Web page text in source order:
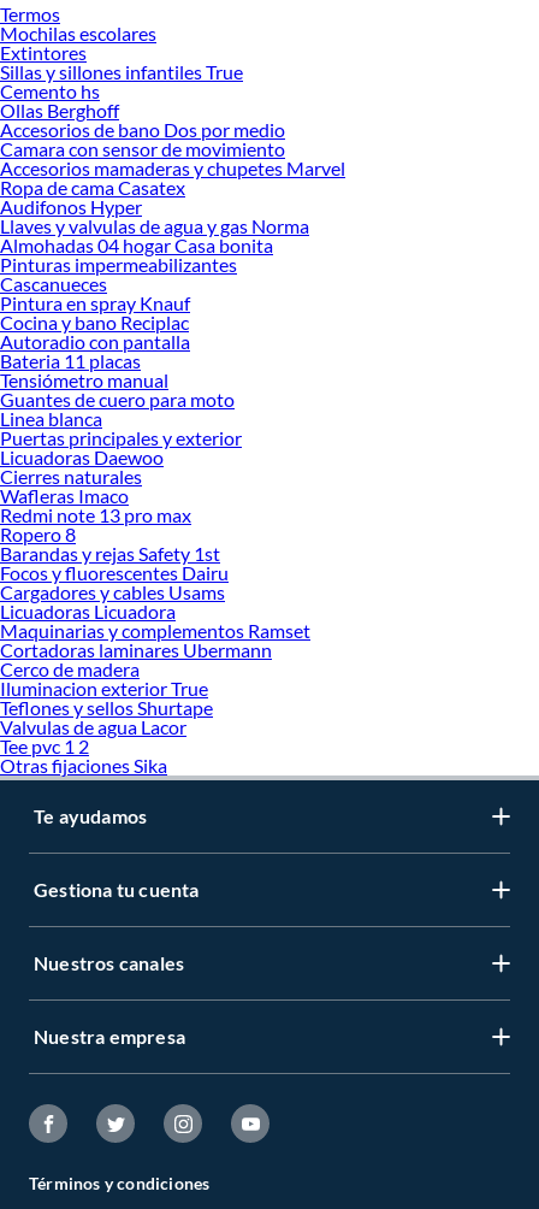
Termos
Mochilas escolares
Extintores
Sillas y sillones infantiles True
Cemento hs
Ollas Berghoff
Accesorios de bano Dos por medio
Camara con sensor de movimiento
Accesorios mamaderas y chupetes Marvel
Ropa de cama Casatex
Audifonos Hyper
Llaves y valvulas de agua y gas Norma
Almohadas 04 hogar Casa bonita
Pinturas impermeabilizantes
Cascanueces
Pintura en spray Knauf
Cocina y bano Reciplac
Autoradio con pantalla
Bateria 11 placas
Tensiómetro manual
Guantes de cuero para moto
Linea blanca
Puertas principales y exterior
Licuadoras Daewoo
Cierres naturales
Wafleras Imaco
Redmi note 13 pro max
Ropero 8
Barandas y rejas Safety 1st
Focos y fluorescentes Dairu
Cargadores y cables Usams
Licuadoras Licuadora
Maquinarias y complementos Ramset
Cortadoras laminares Ubermann
Cerco de madera
Iluminacion exterior True
Teflones y sellos Shurtape
Valvulas de agua Lacor
Tee pvc 1 2
Otras fijaciones Sika
Te ayudamos
Gestiona tu cuenta
Nuestros canales
Nuestra empresa
Términos y condiciones